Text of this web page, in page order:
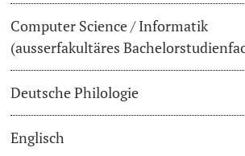
Welcome to the University of Basel
Mobility
Course Auditors
Computer Science / Informatik
(ausserfakultäres
Deutsche Philologie
Englisch